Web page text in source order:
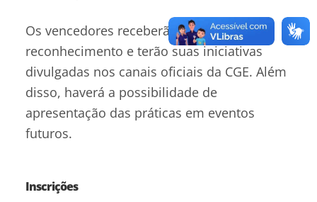
Os vencedores receberão placas de
reconhecimento e terão suas iniciativas
divulgadas nos canais oficiais da CGE. Além
disso, haverá a possibilidade de
apresentação das práticas em eventos
futuros.
Inscrições